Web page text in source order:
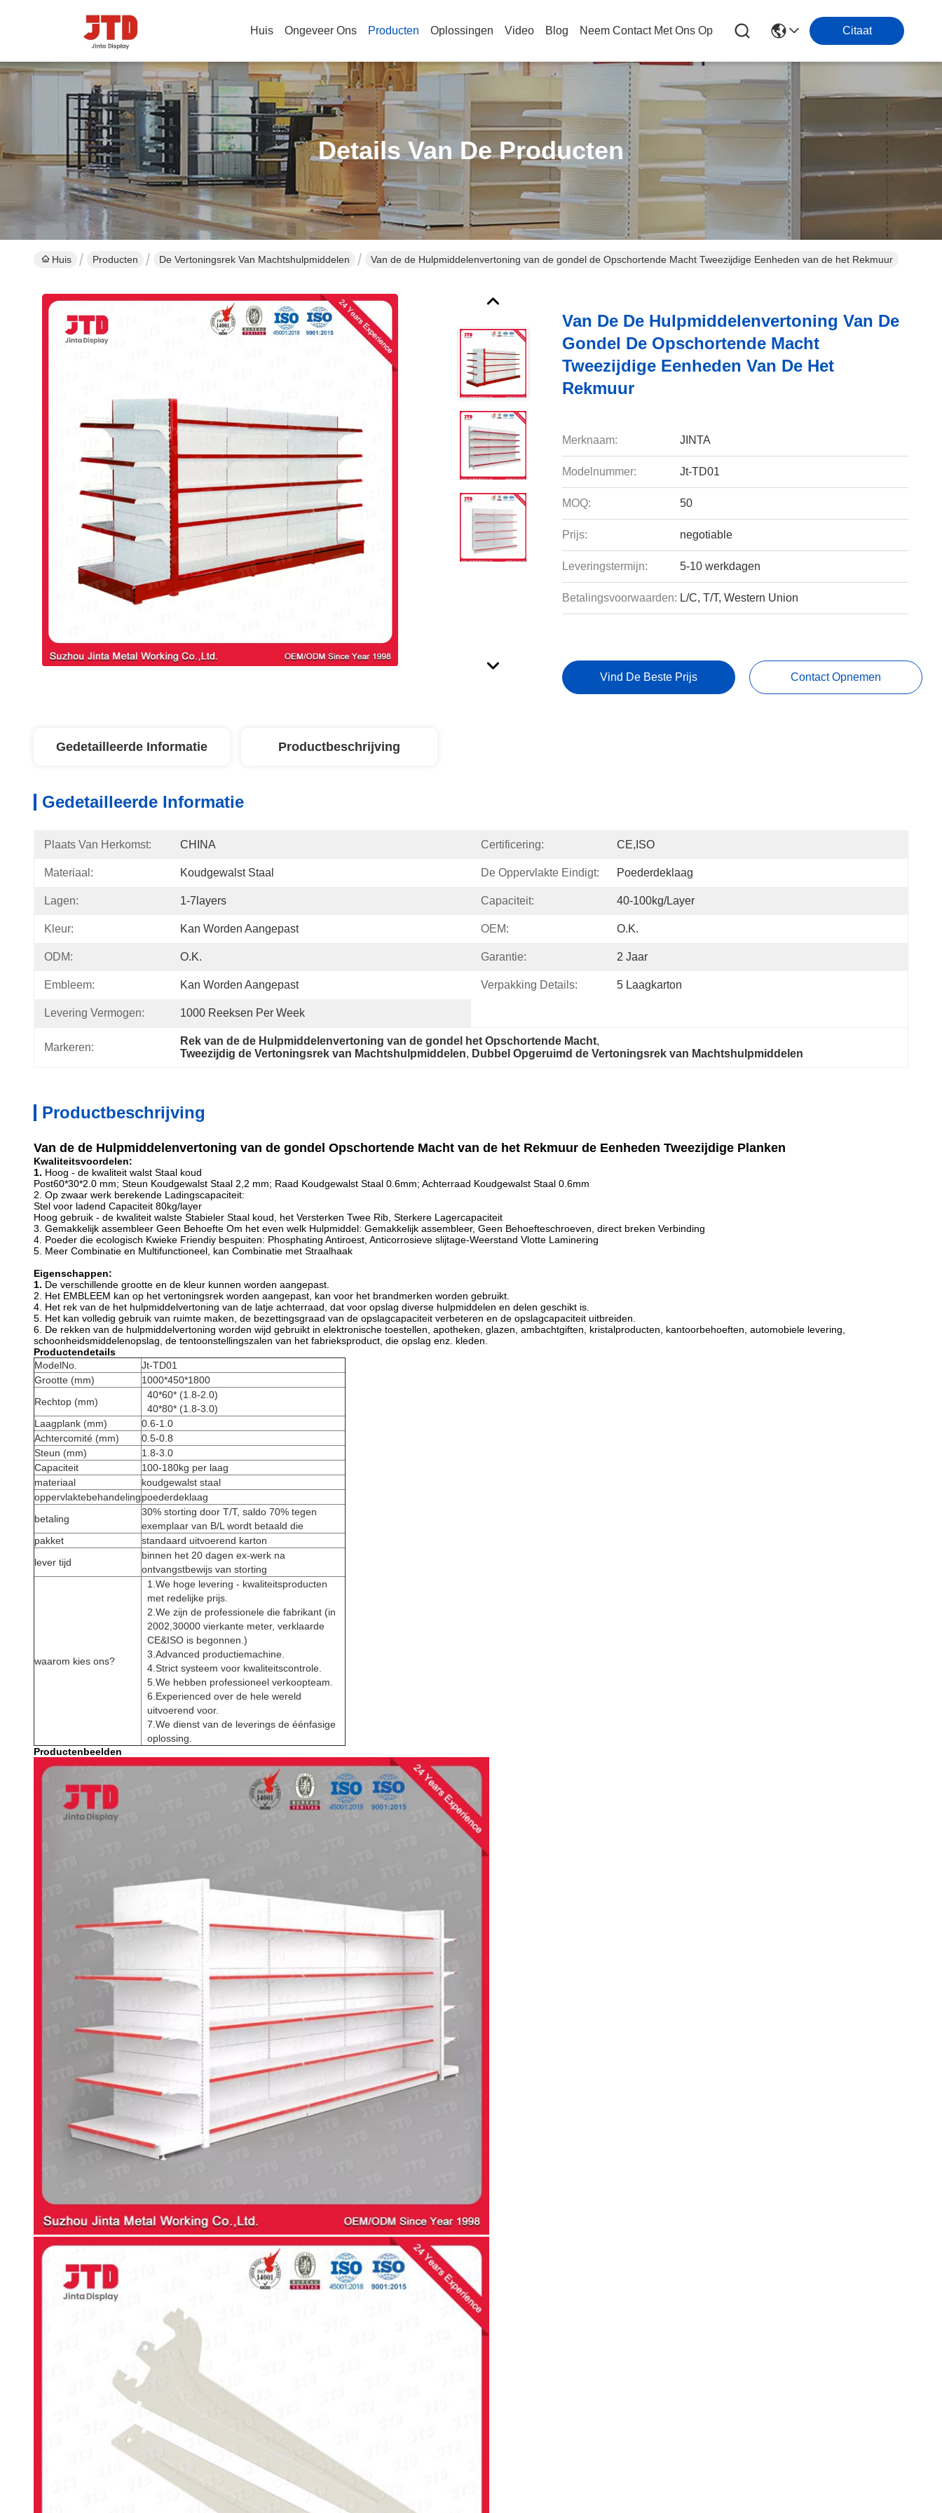
Huis Ongeveer Ons Producten Oplossingen Video Blog Neem Contact Met Ons Op Citaat
Details Van De Producten
Huis Producten De Vertoningsrek Van Machtshulpmiddelen Van de de Hulpmiddelenvertoning van de gondel de Opschortende Macht Tweezijdige Eenheden van de het Rekmuur
Van De De Hulpmiddelenvertoning Van De
Gondel De Opschortende Macht
Tweezijdige Eenheden Van De Het
Rekmuur
Merknaam: JINTA
Modelnummer: Jt-TD01
MOQ: 50
Prijs: negotiable
Leveringstermijn: 5-10 werkdagen
Betalingsvoorwaarden: L/C, T/T, Western Union
Vind De Beste Prijs Contact Opnemen
Gedetailleerde Informatie Productbeschrijving
Gedetailleerde Informatie
Plaats Van Herkomst: CHINA Certificering: CE,ISO
Materiaal: Koudgewalst Staal De Oppervlakte Eindigt: Poederdeklaag
Lagen: 1-7layers Capaciteit: 40-100kg/layer
Kleur: Kan Worden Aangepast OEM: O.K.
ODM: O.K. Garantie: 2 Jaar
Embleem: Kan Worden Aangepast Verpakking Details: 5 Laagkarton
Levering Vermogen: 1000 Reeksen Per Week
Markeren:
Rek van de de Hulpmiddelenvertoning van de gondel het Opschortende Macht,
Tweezijdig de Vertoningsrek van Machtshulpmiddelen, Dubbel Opgeruimd de Vertoningsrek van Machtshulpmiddelen
Productbeschrijving
Van de de Hulpmiddelenvertoning van de gondel Opschortende Macht van de het Rekmuur de Eenheden Tweezijdige Planken
Kwaliteitsvoordelen:
1. Hoog - de kwaliteit walst Staal koud
Post60*30*2.0 mm; Steun Koudgewalst Staal 2,2 mm; Raad Koudgewalst Staal 0.6mm; Achterraad Koudgewalst Staal 0.6mm
2. Op zwaar werk berekende Ladingscapaciteit:
Stel voor ladend Capaciteit 80kg/layer
Hoog gebruik - de kwaliteit walste Stabieler Staal koud, het Versterken Twee Rib, Sterkere Lagercapaciteit
3. Gemakkelijk assembleer Geen Behoefte Om het even welk Hulpmiddel: Gemakkelijk assembleer, Geen Behoefteschroeven, direct breken Verbinding
4. Poeder die ecologisch Kwieke Friendiy bespuiten: Phosphating Antiroest, Anticorrosieve slijtage-Weerstand Vlotte Laminering
5. Meer Combinatie en Multifunctioneel, kan Combinatie met Straalhaak
Eigenschappen:
1. De verschillende grootte en de kleur kunnen worden aangepast.
2. Het EMBLEEM kan op het vertoningsrek worden aangepast, kan voor het brandmerken worden gebruikt.
4. Het rek van de het hulpmiddelvertoning van de latje achterraad, dat voor opslag diverse hulpmiddelen en delen geschikt is.
5. Het kan volledig gebruik van ruimte maken, de bezettingsgraad van de opslagcapaciteit verbeteren en de opslagcapaciteit uitbreiden.
6. De rekken van de hulpmiddelvertoning worden wijd gebruikt in elektronische toestellen, apotheken, glazen, ambachtgiften, kristalproducten, kantoorbehoeften, automobiele levering,
schoonheidsmiddelenopslag, de tentoonstellingszalen van het fabrieksproduct, die opslag enz. kleden.
Productendetails
ModelNo.
Jt-TD01
Grootte (mm)
1000*450*1800
Rechtop (mm)
40*60* (1.8-2.0)
40*80* (1.8-3.0)
Laagplank (mm)
0.6-1.0
Achtercomité (mm)
0.5-0.8
Steun (mm)
1.8-3.0
Capaciteit
100-180kg per laag
materiaal
koudgewalst staal
oppervlaktebehandelingpoederdeklaag
betaling
30% storting door T/T, saldo 70% tegen
exemplaar van B/L wordt betaald die
pakket
standaard uitvoerend karton
lever tijd
binnen het 20 dagen ex-werk na
ontvangstbewijs van storting
waarom kies ons?
1.We hoge levering - kwaliteitsproducten
met redelijke prijs.
2.We zijn de professionele die fabrikant (in
2002,30000 vierkante meter, verklaarde
CE&ISO is begonnen.)
3.Advanced productiemachine.
4.Strict systeem voor kwaliteitscontrole.
5.We hebben professioneel verkoopteam.
6.Experienced over de hele wereld
uitvoerend voor.
7.We dienst van de leverings de éénfasige
oplossing.
Productenbeelden